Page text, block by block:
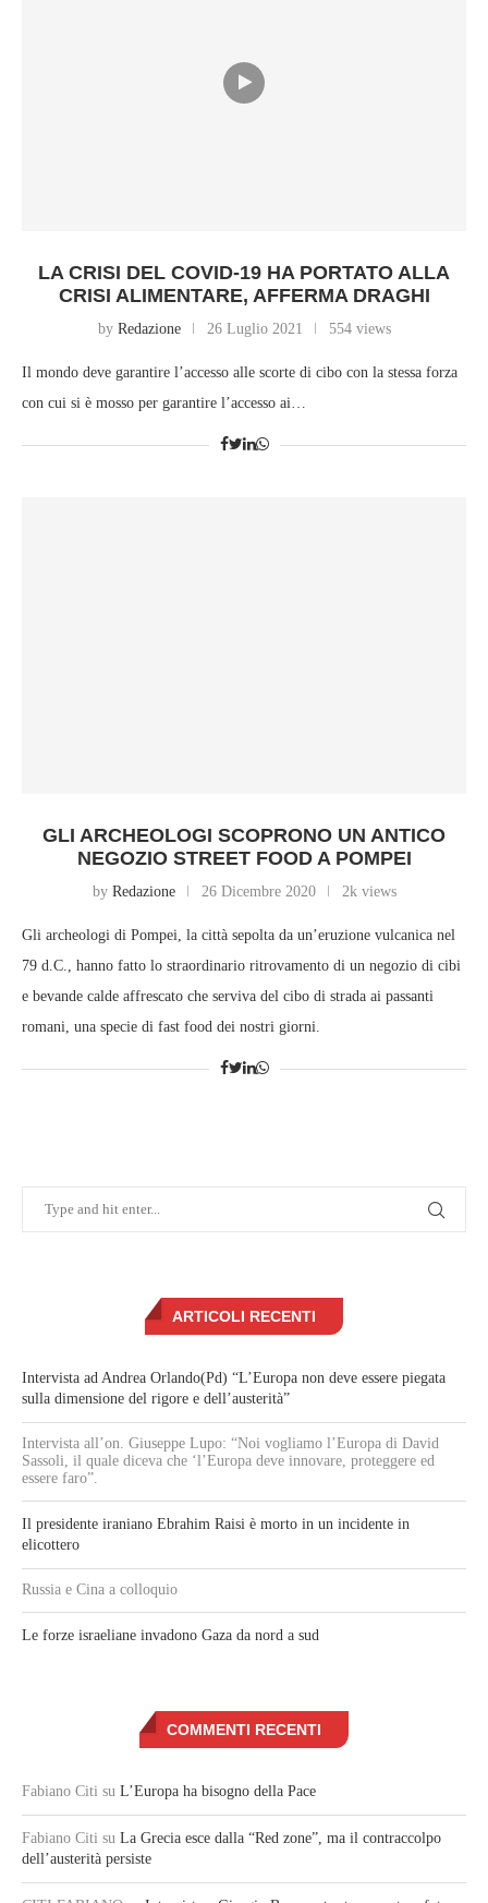
LA CRISI DEL COVID-19 HA PORTATO ALLA
CRISI ALIMENTARE, AFFERMA DRAGHI
by Redazione 26 Luglio 2021 554 views
Il mondo deve garantire l’accesso alle scorte di cibo con la stessa forza
con cui si è mosso per garantire l’accesso ai…
GLI ARCHEOLOGI SCOPRONO UN ANTICO
NEGOZIO STREET FOOD A POMPEI
by Redazione 26 Dicembre 2020 2k views
Gli archeologi di Pompei, la città sepolta da un’eruzione vulcanica nel
79 d.C., hanno fatto lo straordinario ritrovamento di un negozio di cibi
e bevande calde affrescato che serviva del cibo di strada ai passanti
romani, una specie di fast food dei nostri giorni.
ARTICOLI RECENTI
Intervista ad Andrea Orlando(Pd) “L’Europa non deve essere piegata
sulla dimensione del rigore e dell’austerità”
Intervista all’on. Giuseppe Lupo: “Noi vogliamo l’Europa di David
Sassoli, il quale diceva che ‘l’Europa deve innovare, proteggere ed
essere faro”.
Il presidente iraniano Ebrahim Raisi è morto in un incidente in
elicottero
Russia e Cina a colloquio
Le forze israeliane invadono Gaza da nord a sud
COMMENTI RECENTI
Fabiano Citi su L’Europa ha bisogno della Pace
Fabiano Citi su La Grecia esce dalla “Red zone”, ma il contraccolpo
dell’austerità persiste